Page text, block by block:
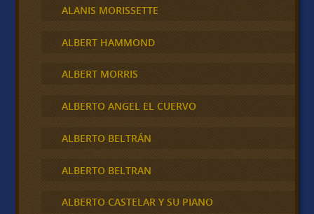
ALANIS MORISSETTE
ALBERT HAMMOND
ALBERT MORRIS
ALBERTO ANGEL EL CUERVO
ALBERTO BELTRÁN
ALBERTO BELTRAN
ALBERTO CASTELAR Y SU PIANO